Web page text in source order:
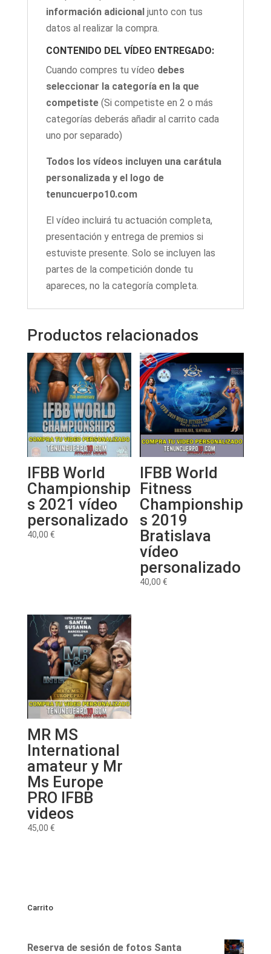
información adicional junto con tus
datos al realizar la compra.
CONTENIDO DEL VÍDEO ENTREGADO:
Cuando compres tu vídeo debes
seleccionar la categoría en la que
competiste(Si competiste en 2 o más
categorías deberás añadir al carrito cada
uno por separado)
Todos los vídeos incluyen una carátula
personalizada y el logo de
tenuncuerpo10.com
El vídeo incluirá tu actuación completa,
presentación y entrega de premios si
estuviste presente. Solo se incluyen las
partes de la competición donde tu
apareces, no la categoría completa.
Productos relacionados
IFBB World
Championship
s 2021 vídeo
personalizado
40,00 €
IFBB World
Fitness
Championship
s 2019
Bratislava
vídeo
personalizado
40,00€
MR MS
International
amateur y Mr
Ms Europe
PRO IFBB
videos
45,00 €
Carrito
Reserva de sesión de fotos Santa